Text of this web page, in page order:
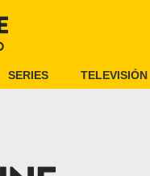
SERIES TELEVISIÓN